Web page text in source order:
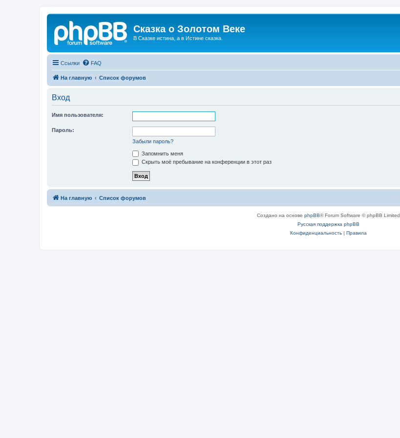
Сказка о Золотом Веке
В Сказке истина, а в Истине сказка.
Ссылки FAQ
На главную Список форумов
Вход
Имя пользователя:
Пароль:
Забыли пароль?
Запомнить меня
Скрыть моё пребывание на конференции в этот раз
На главную Список форумов
Создано на основе phpBB® Forum Software © phpBB Limited
Русская поддержка phpBB
Конфиденциальность| Правила